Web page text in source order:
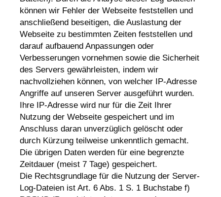
können wir Fehler der Webseite feststellen und
anschließend beseitigen, die Auslastung der
Webseite zu bestimmten Zeiten feststellen und
darauf aufbauend Anpassungen oder
Verbesserungen vornehmen sowie die Sicherheit
des Servers gewährleisten, indem wir
nachvollziehen können, von welcher IP-Adresse
Angriffe auf unseren Server ausgeführt wurden.
Ihre IP-Adresse wird nur für die Zeit Ihrer
Nutzung der Webseite gespeichert und im
Anschluss daran unverzüglich gelöscht oder
durch Kürzung teilweise unkenntlich gemacht.
Die übrigen Daten werden für eine begrenzte
Zeitdauer (meist 7 Tage) gespeichert.
Die Rechtsgrundlage für die Nutzung der Server-
Log-Dateien ist Art. 6 Abs. 1 S. 1 Buchstabe f)